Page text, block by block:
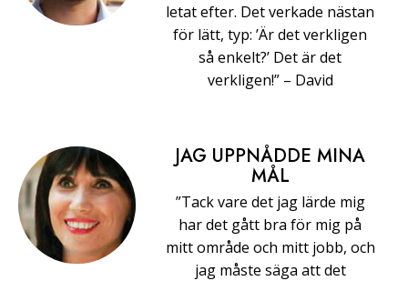
letat efter. Det verkade nästan
för lätt, typ: ’Är det verkligen
så enkelt?’ Det är det
verkligen!” –⁠ ⁠David
JAG UPPNÅDDE MINA
MÅL
”Tack vare det jag lärde mig
har det gått bra för mig på
mitt område och mitt jobb, och
jag måste säga att det